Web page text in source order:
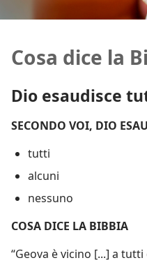
Cosa dice la
Dio esaudisce
SECONDO VOI, DIO
tutti
alcuni
nessuno
COSA DICE LA BIBBIA
“Geova è vicino [...] a